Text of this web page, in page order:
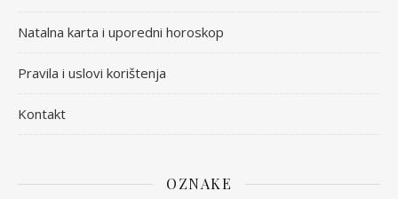
Natalna karta i uporedni horoskop
Pravila i uslovi korištenja
Kontakt
OZNAKE